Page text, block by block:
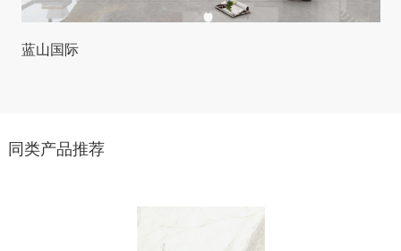
蓝山国际
同类产品推荐